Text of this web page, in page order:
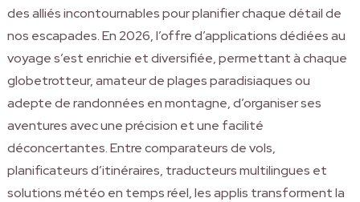
des alliés incontournables pour planifier chaque détail de
nos escapades. En 2026, l’offre d’applications dédiées au
voyage s’est enrichie et diversifiée, permettant à chaque
globetrotteur, amateur de plages paradisiaques ou
adepte de randonnées en montagne, d’organiser ses
aventures avec une précision et une facilité
déconcertantes. Entre comparateurs de vols,
planificateurs d’itinéraires, traducteurs multilingues et
solutions météo en temps réel, les applis transforment la